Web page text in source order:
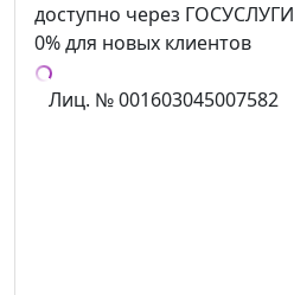
доступно через ГОСУСЛУГИ
0% для новых клиентов
Лиц. № 001603045007582